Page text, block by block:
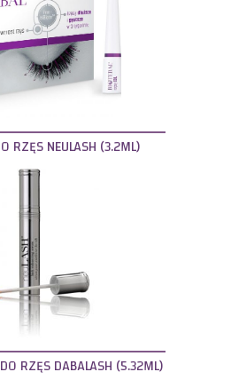
RZĘS NEULASH (3.2ML)
RZĘS DABALASH (5.32ML)